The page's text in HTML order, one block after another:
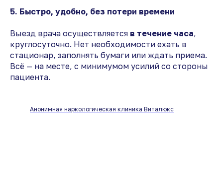
5. Быстро, удобно, без потери времени
Выезд врача осуществляется в течение часа,
круглосуточно. Нет необходимости ехать в
стационар, заполнять бумаги или ждать приема.
Всё — на месте, с минимумом усилий со стороны
пациента.
Анонимная наркологическая клиника Виталюкс